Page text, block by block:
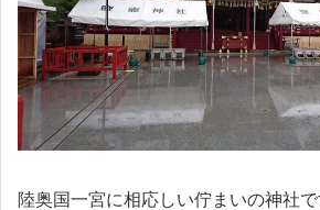
陸奥国一宮に相応しい佇まいの神社